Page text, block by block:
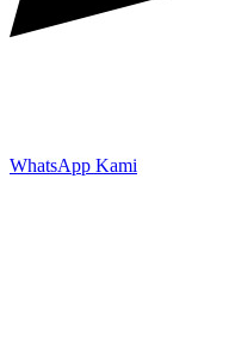
WhatsApp Kami